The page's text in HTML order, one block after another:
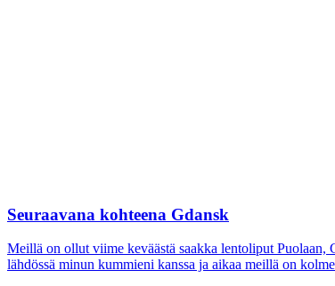
Seuraavana kohteena Gdansk
Meillä on ollut viime keväästä saakka lentoliput
lähdössä minun kummieni kanssa ja aikaa meillä on